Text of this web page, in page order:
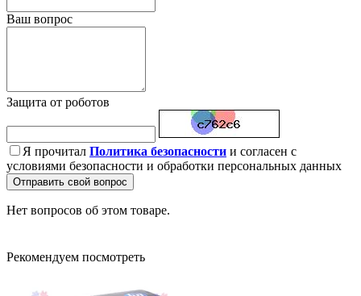
Ваш вопрос
Защита от роботов
Я прочитал Политика безопасности и согласен с
условиями безопасности и обработки персональных данных
Отправить свой вопрос
Нет вопросов об этом товаре.
Рекомендуем посмотреть